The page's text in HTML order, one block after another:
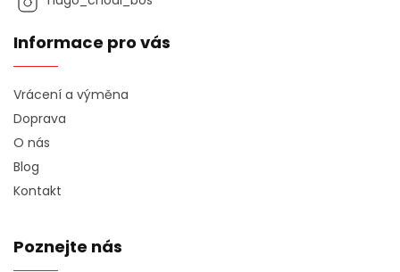
Informace pro vás
Vrácení a výměna
Doprava
O nás
Blog
Kontakt
Poznejte nás